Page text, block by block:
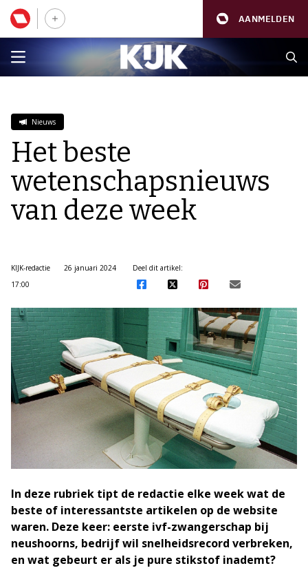
AANMELDEN
Nieuws
Het beste
wetenschapsnieuws
van deze week
KIJK-redactie
26 januari 2024
17:00
Deel dit artikel:
In deze rubriek tipt de redactie elke week wat de
beste of interessantste artikelen op de website
waren. Deze keer: eerste ivf-zwangerschap bij
neushoorns, bedrijf wil snelheidsrecord verbreken,
en wat gebeurt er als je pure stikstof inademt?